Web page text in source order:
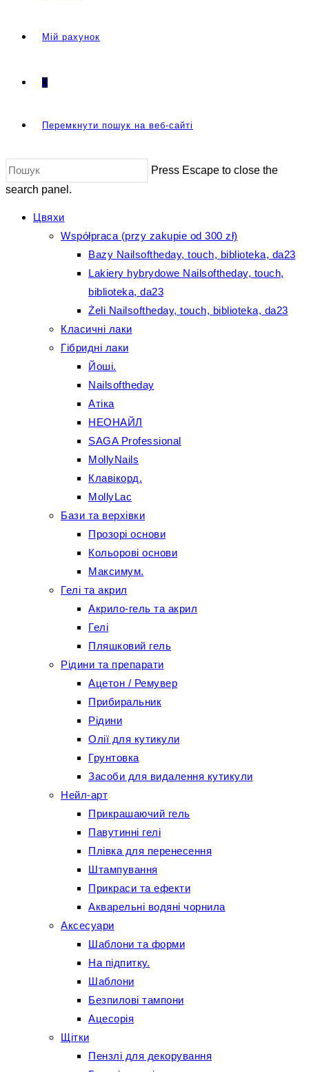
Мій рахунок
0
Перемкнути пошук на веб-сайті
Press Escape to close the
search panel.
Цвяхи
Współpraca (przy zakupie od 300 zł)
Bazy Nailsoftheday, touch, biblioteka, da23
Lakiery hybrydowe Nailsoftheday, touch,
biblioteka, da23
Żeli Nailsoftheday, touch, biblioteka, da23
Класичні лаки
Гібридні лаки
Йоші.
Nailsoftheday
Атіка
НЕОНАЙЛ
SAGA Professional
MollyNails
Клавікорд.
MollyLac
Бази та верхівки
Прозорі основи
Кольорові основи
Максимум.
Гелі та акрил
Акрило-гель та акрил
Гелі
Пляшковий гель
Рідини та препарати
Ацетон / Ремувер
Прибиральник
Рідини
Олії для кутикули
Грунтовка
Засоби для видалення кутикули
Нейл-арт
Прикрашаючий гель
Павутинні гелі
Плівка для перенесення
Штампування
Прикраси та ефекти
Акварельні водяні чорнила
Аксесуари
Шаблони та форми
На підпитку.
Шаблони
Безпилові тампони
Ацесорія
Щітки
Пензлі для декорування